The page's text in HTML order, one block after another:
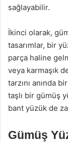
sağlayabilir.
İkinci olarak,
tasarımlar, bir
parça haline
veya karmaşık
tarzını anında
taşlı bir gümüş
bant yüzük de
Gümüş